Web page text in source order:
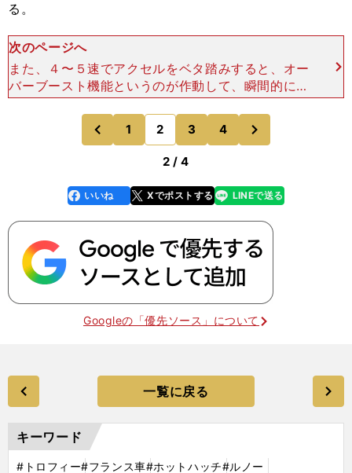
る。
次のページへ
また、４〜５速でアクセルをベタ踏みすると、オー
バーブースト機能というのが作動して、瞬間的にト
ルクがさらに上乗せ（最大280Nm）されるのもト
ロフィー専用。もっとも、この機能は「日本の公道
では使っちゃい
前
のページへ
1 2 3 4
のページへ
2 / 4
faceboo
k
いいね Xでポストする
line LINEで送る
Googleの「優先ソース」について
一覧に戻る
キーワード
#トロフィー#フランス車#ホットハッチ#ルノー